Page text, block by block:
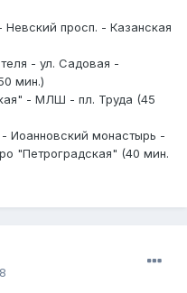
просп. - Казанская
- ул. Садовая -
мин.)
- МЛШ - пл. Труда (45
Иоанновский монастырь -
"Петроградская" (40 мин.